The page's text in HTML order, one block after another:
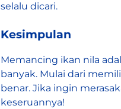
selalu dicari.
Kesimpulan
Memancing ikan nila
banyak. Mulai dari
benar. Jika ingin
keseruannya!